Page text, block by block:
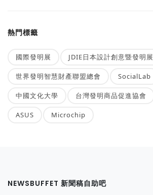
熱門標籤
國際發明展 JDIE日本設計創意暨發明展
世界發明智慧財產聯盟總會 SocialLab
中國文化大學 台灣發明商品促進協會
ASUS Microchip
NEWSBUFFET 新聞稿自助吧